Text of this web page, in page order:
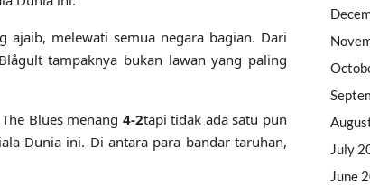
ajaib, melewati semua negara bagian. Dari
tampaknya bukan lawan yang paling
Blues menang 4-2tapi tidak ada satu pun
Dunia ini. Di antara para bandar taruhan,
July
June